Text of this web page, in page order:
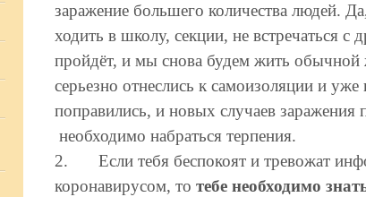
заражение большего количества людей.
ходить в школу, секции, не
пройдёт, и мы снова будем жить
серьезно отнеслись к самоизоляции и
поправились, и новых случаев заражения
необходимо набраться терпения.
2.
Если тебя беспокоят и тревожат
коронавирусом, то тебе необходимо